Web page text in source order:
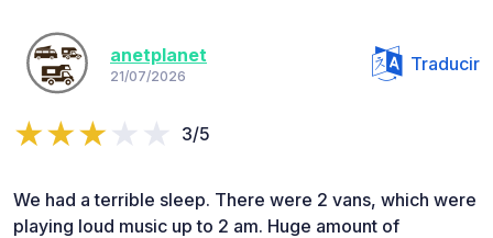
anetplanet
21/07/2026
Traducir
3/5
We had a terrible sleep. There were 2 vans, which were
playing loud music up to 2 am. Huge amount of